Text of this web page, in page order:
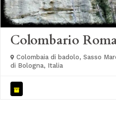
Colombario
Colombaia di badolo, Sasso
di Bologna, Italia